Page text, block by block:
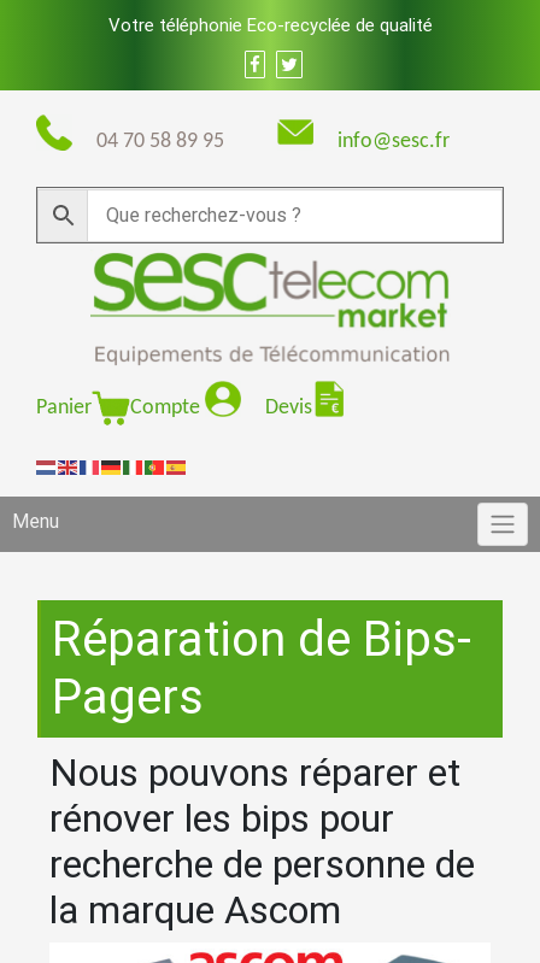
Votre téléphonie Eco-recyclée de qualité
04 70 58 89 95 info@sesc.fr
Panier Compte Devis
Menu
Réparation de Bips-
Pagers
Nous pouvons réparer et
rénover les bips pour
recherche de personne de
la marque Ascom